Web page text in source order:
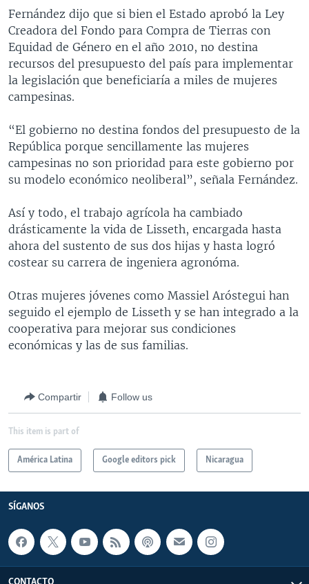
Fernández dijo que si bien el Estado aprobó la Ley
Creadora del Fondo para Compra de Tierras con
Equidad de Género en el año 2010, no destina
recursos del presupuesto del país para implementar
la legislación que beneficiaría a miles de mujeres
campesinas.
“El gobierno no destina fondos del presupuesto de la
República porque sencillamente las mujeres
campesinas no son prioridad para este gobierno por
su modelo económico neoliberal”, señala Fernández.
Así y todo, el trabajo agrícola ha cambiado
drásticamente la vida de Lisseth, encargada hasta
ahora del sustento de sus dos hijas y hasta logró
costear su carrera de ingeniera agronóma.
Otras mujeres jóvenes como Massiel Aróstegui han
seguido el ejemplo de Lisseth y se han integrado a la
cooperativa para mejorar sus condiciones
económicas y las de sus familias.
Compartir Follow us
This item is part of
América Latina Google editors pick Nicaragua
SÍGANOS